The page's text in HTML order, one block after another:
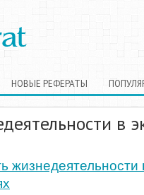
НОВЫЕ РЕФЕРАТЫ
в
жизнедеятельности